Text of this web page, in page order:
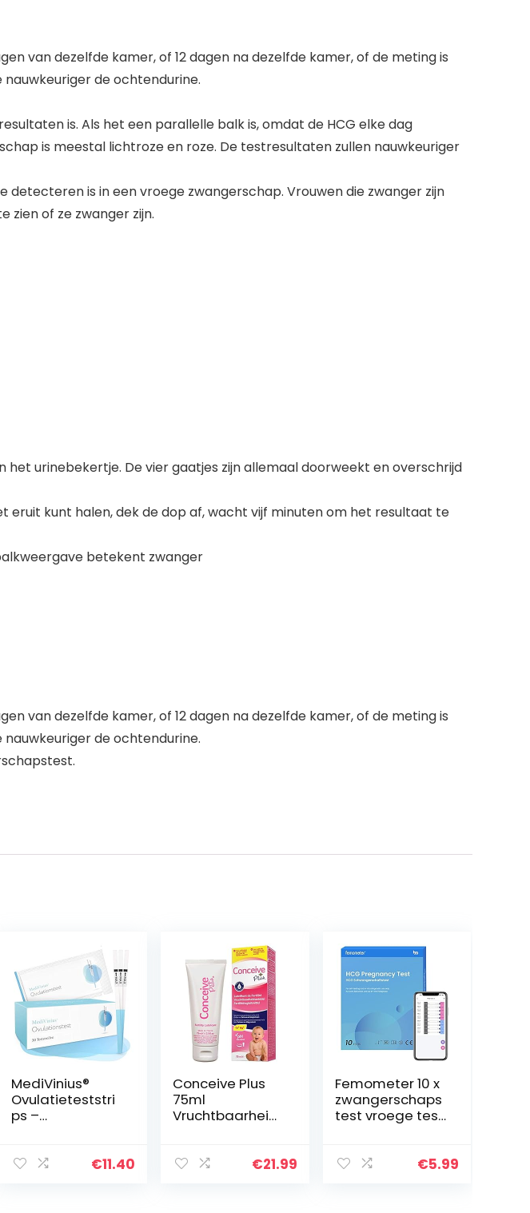
van dezelfde kamer, of 12 dagen na dezelfde kamer, of de meting is
de ochtendurine.
is. Als het een parallelle balk is, omdat de HCG elke dag
is meestal lichtroze en roze. De testresultaten zullen nauwkeuriger
is in een vroege zwangerschap. Vrouwen die zwanger zijn
zien of ze zwanger zijn.
urinebekertje. De vier gaatjes zijn allemaal doorweekt en overschrijd
kunt halen, dek de dop af, wacht vijf minuten om het resultaat te
betekent zwanger
van dezelfde kamer, of 12 dagen na dezelfde kamer, of de meting is
de ochtendurine.
MediVinius®
Ovulatieteststri
ps –
vrouwen –
€11.40
Conceive Plus
75ml
Vruchtbaarheid
€21.99
Femometer 10 x
zwangerschaps
test vroege test
gevoeligheid€5.99